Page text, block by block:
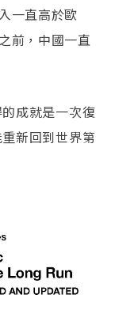
一直高於歐
前，中國一直
成就是一次復
新回到世界第